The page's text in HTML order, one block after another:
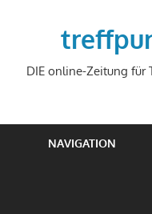
DIE online-Zeitung für
NAVIGATION